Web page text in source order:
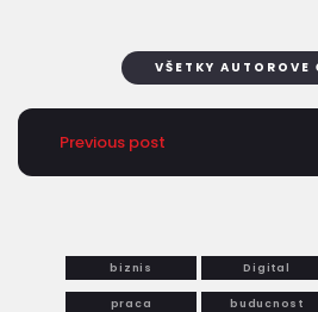
VŠETKY AUTOROVE
Previous post
biznis Digital
praca buducnost